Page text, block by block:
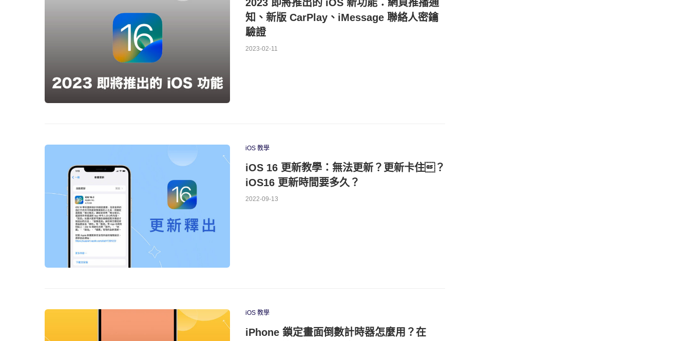
2023 即將推出的 iOS 新功能：網頁推播通
知、新版 CarPlay、iMessage 聯絡人密鑰
驗證
2023-02-11
iOS 教學
iOS 16 更新教學：無法更新？更新卡住？
iOS16 更新時間要多久？
2022-09-13
iOS 教學
iPhone 鎖定畫面倒數計時器怎麼用？在